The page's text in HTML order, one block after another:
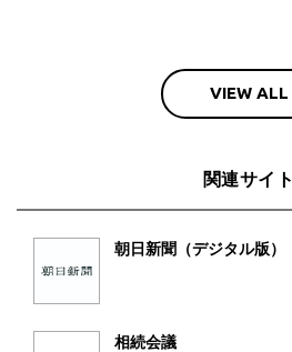
VIEW ALL
関連サイト
朝日新聞（デジタル版）
相続会議